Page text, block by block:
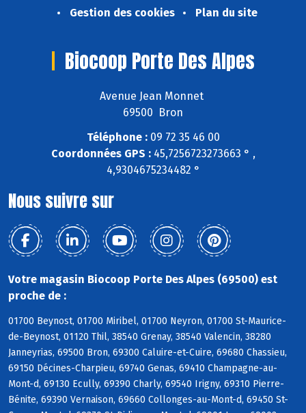
Gestion des cookies
Plan du site
Biocoop Porte Des Alpes
Avenue Jean Monnet
69500 Bron
Téléphone :09 72 35 46 00
Coordonnées GPS :45,7256723273663 ° ,
4,9304675234482 °
Nous suivre sur
Votre magasin Biocoop Porte Des Alpes (69500) est
proche de :
01700 Beynost, 01700 Miribel, 01700 Neyron, 01700 St-Maurice-
de-Beynost, 01120 Thil, 38540 Grenay, 38540 Valencin, 38280
Janneyrias, 69500 Bron, 69300 Caluire-et-Cuire, 69680 Chassieu,
69150 Décines-Charpieu, 69740 Genas, 69410 Champagne-au-
Mont-d, 69130 Ecully, 69390 Charly, 69540 Irigny, 69310 Pierre-
Bénite, 69390 Vernaison, 69660 Collonges-au-Mont-d, 69450 St-